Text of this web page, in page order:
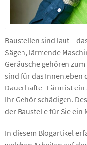
Baustellen sind laut –
Sägen, lärmende
Geräusche gehören
sind für das Innenleben
Dauerhafter Lärm ist
Ihr Gehör schädigen.
der Baustelle für Sie ein
In diesem Blogartikel